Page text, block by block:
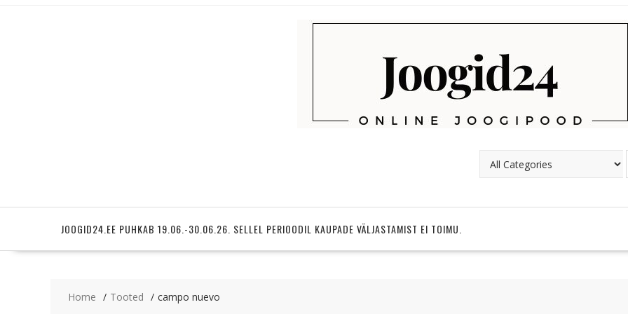
JOOGID24.EE PUHKAB 19.06.-30.06.26. SELLEL PERIOODIL KAUPADE VÄLJASTAMIST EI TOIMU.
Home Tooted campo nuevo